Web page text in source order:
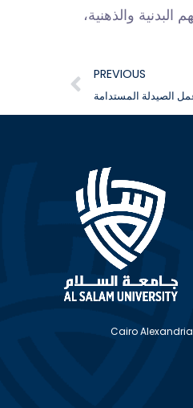
والذهنية،
PREVIOUS
الصيدلة المستدامة
Cairo